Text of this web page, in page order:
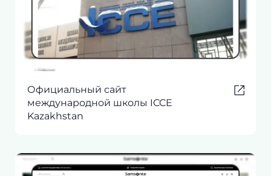
Официальный сайт
международной школы ICCE
Kazakhstan